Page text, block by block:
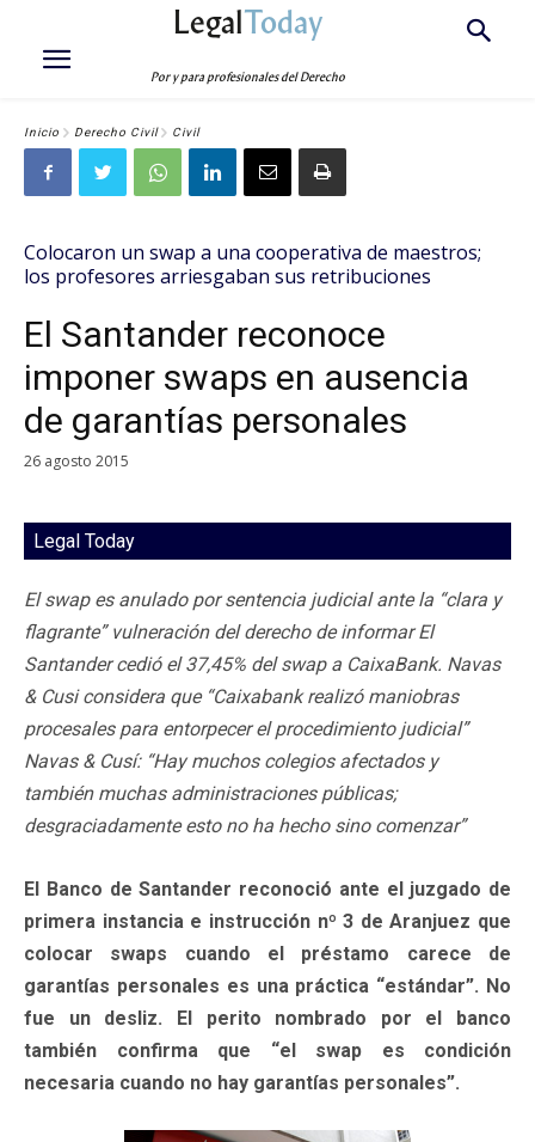
LegalToday
Por y para profesionales del Derecho
Inicio Derecho Civil Civil
Colocaron un swap a una cooperativa de maestros;
los profesores arriesgaban sus retribuciones
El Santander reconoce
imponer swaps en ausencia
de garantías personales
26 agosto 2015
Legal Today
El swap es anulado por sentencia judicial ante la “clara y
flagrante” vulneración del derecho de informar El
Santander cedió el 37,45% del swap a CaixaBank. Navas
& Cusi considera que “Caixabank realizó maniobras
procesales para entorpecer el procedimiento judicial”
Navas & Cusí: “Hay muchos colegios afectados y
también muchas administraciones públicas;
desgraciadamente esto no ha hecho sino comenzar”
El Banco de Santander reconoció ante el juzgado de
primera instancia e instrucción nº 3 de Aranjuez que
colocar swaps cuando el préstamo carece de
garantías personales es una práctica “estándar”. No
fue un desliz. El perito nombrado por el banco
también confirma que “el swap es condición
necesaria cuando no hay garantías personales”.